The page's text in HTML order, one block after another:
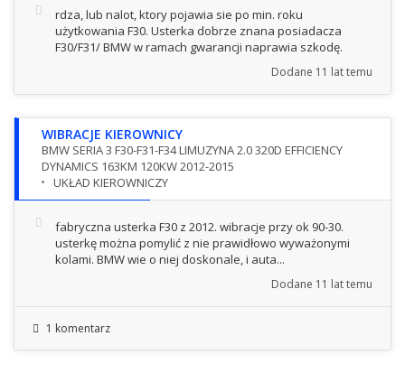
rdza, lub nalot, ktory pojawia sie po min. roku
użytkowania F30. Usterka dobrze znana posiadacza
F30/F31/ BMW w ramach gwarancji naprawia szkodę.
Dodane 11 lat temu
WIBRACJE KIEROWNICY
BMW SERIA 3 F30-F31-F34 LIMUZYNA 2.0 320D EFFICIENCY
DYNAMICS 163KM 120KW 2012-2015
UKŁAD KIEROWNICZY
fabryczna usterka F30 z 2012. wibracje przy ok 90-30.
usterkę można pomylić z nie prawidłowo wyważonymi
kolami. BMW wie o niej doskonale, i auta...
Dodane 11 lat temu
1 komentarz